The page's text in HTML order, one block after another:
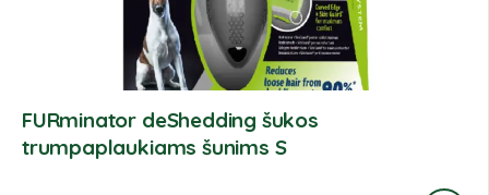
FURminator deShedding šukos
trumpaplaukiams šunims S